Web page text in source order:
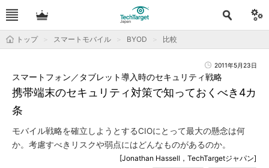
トップ スマートモバイル BYOD 比較
2011年5月23日
携帯端末のセキュリティ対策で知っておくべき4カ
条
スマートフォン／タブレット導入時のセキュリティ戦略
モバイル戦略を確立しようとするCIOにとって最大の懸念は何
か。考慮すべきリスクや弱点にはどんなものがあるのか。
[Jonathan Hassell，TechTargetジャパン]